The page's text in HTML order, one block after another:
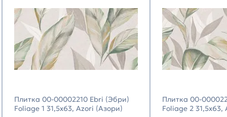
Плитка 00-00002210 Ebri (Эбри)
Foliage 1 31,5х63, Azori (Азори)
Плитка 00-
Foliage 2